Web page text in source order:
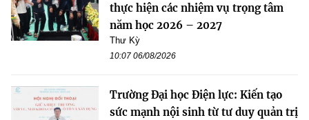
thực hiện các nhiệm vụ trọng tâm
năm học 2026 – 2027
Thư Kỳ
10:07 06/08/2026
Trường Đại học Điện lực: Kiến tạo
sức mạnh nội sinh từ tư duy quản trị